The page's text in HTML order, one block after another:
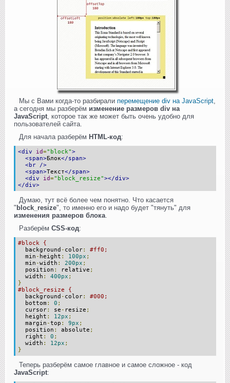
Мы с Вами когда-то разбирали перемещение div на JavaScript
а сегодня мы разберём изменение размеров div на
JavaScript , которое так же может быть очень удобно для
пользователей сайта.
Для начала разберём HTML-код:
<div id="block">
<span>Блок</span>
<br
/>
<span>Текст</span>
<div
id="block_resize"></div>
</div>
Думаю, тут всё более чем понятно. Что касается
"block_resize", то именно его и надо будет "тянуть" для
изменения размеров блока
Разберём CSS-код:
#block {
background - color:
#ff0;
min - height : 100px ;
min -width : 200px ;
position : relative ;
width : 400px ;
}
#block_resize {
background - color:
#000;
bottom : 0 ;
cursor: se - resize ;
height : 12px ;
margin -top : 9px ;
position : absolute ;
right : 0 ;
width : 12px ;
}
Теперь разберём самое главное и самое сложное - код
JavaScript: